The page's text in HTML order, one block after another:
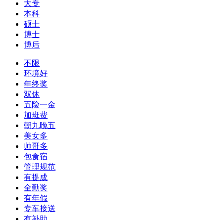
大专
本科
硕士
博士
博后
不限
环境好
年终奖
双休
五险一金
加班费
朝九晚五
美女多
帅哥多
包食宿
管理规范
有提成
全勤奖
有年假
专车接送